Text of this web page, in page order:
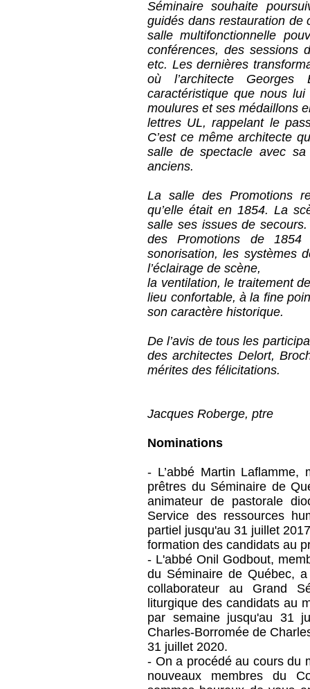
Séminaire souhaite
guidés dans restauration de
salle multifonctionnelle
conférences, des sessions
etc. Les dernières
où l’architecte
caractéristique que nous lui
moulures et ses médaillons
lettres UL, rappelant le
C’est ce même architecte
salle de spectacle avec
anciens.
La salle des Promotions
qu’elle était en 1854. La
salle ses issues de
des Promotions de 1854
sonorisation, les systèmes
l’éclairage de scène,
la ventilation, le traitement
lieu confortable, à la fine
son caractère historique.
De l’avis de tous les
des architectes Delort,
mérites des félicitations.
Jacques Roberge, ptre
Nominations
- L’abbé Martin Laflamme,
prêtres du Séminaire de
animateur de pastorale
Service des ressources
partiel jusqu'au 31 juillet
formation des candidats au
- L'abbé Onil Godbout,
du Séminaire de Québec,
collaborateur au Grand
liturgique des candidats au
par semaine jusqu'au 31
Charles-Borromée de
31 juillet 2020.
- On a procédé au cours du
nouveaux membres du